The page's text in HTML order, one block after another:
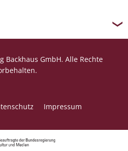
Backhaus GmbH. Alle Rechte
Impressum